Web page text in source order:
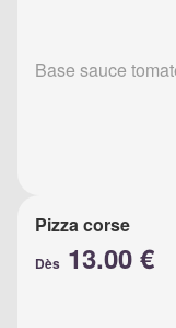
Base sauce
Pizza corse
Dès 13.00 €